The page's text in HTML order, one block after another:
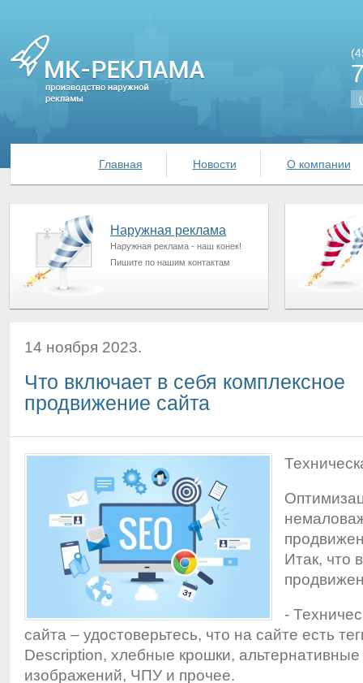
Главная Новости О компании
Наружная реклама
Наружная реклама - наш конек!
Пишите по нашим контактам
14 ноября 2023.
Что включает в себя комплексное
продвижение сайта
Итак, что
-
сайта – удостоверьтесь, что на сайте есть
Description, хлебные крошки, альтернативные
изображений, ЧПУ и прочее.